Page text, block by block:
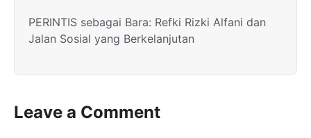
PERINTIS sebagai Bara: Refki Rizki Alfani dan
Jalan Sosial yang Berkelanjutan
Leave a Comment